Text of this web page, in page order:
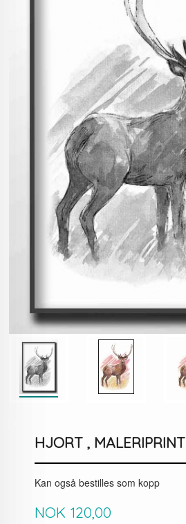
HJORT , MALERIPRINT
Kan også bestilles som kopp
Pris
NOK 120,00